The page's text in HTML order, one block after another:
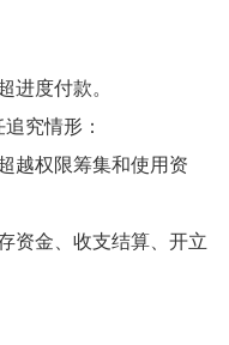
进度付款。
究情形：
越权限筹集和使用资
资金、收支结算、开立